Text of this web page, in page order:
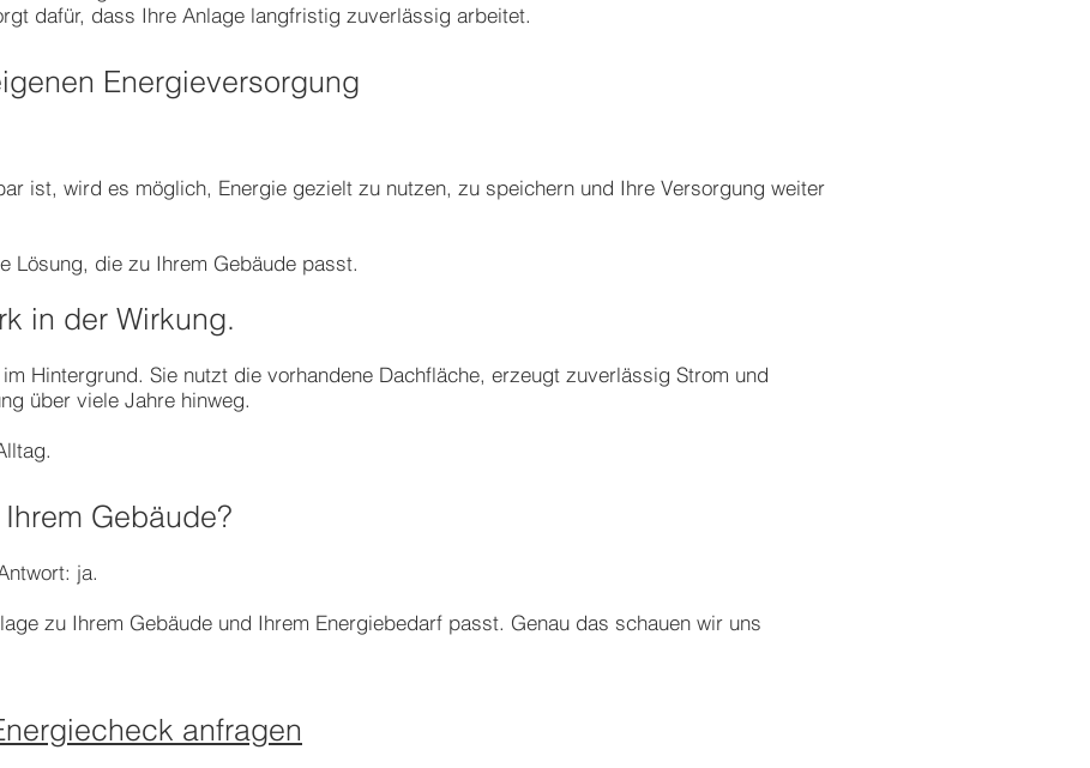
dafür, dass Ihre Anlage langfristig zuverlässig arbeitet.
Energieversorgung
ist, wird es möglich, Energie gezielt zu nutzen, zu speichern und Ihre Versorgung weiter
Lösung, die zu Ihrem Gebäude passt.
in der Wirkung.
Hintergrund. Sie nutzt die vorhandene Dachfläche, erzeugt zuverlässig Strom und
über viele Jahre hinweg.
Gebäude?
ja.
zu Ihrem Gebäude und Ihrem Energiebedarf passt. Genau das schauen wir uns
anfragen